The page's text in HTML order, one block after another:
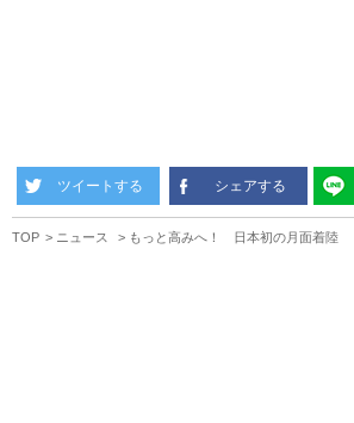
ツイートする シェアする
TOP ニュース もっと高みへ！ 日本初の月面着陸